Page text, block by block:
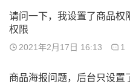
请问一下，我设置了商品权
权限
2021年2月17日 16:13 1
商品海报问题，后台只设置